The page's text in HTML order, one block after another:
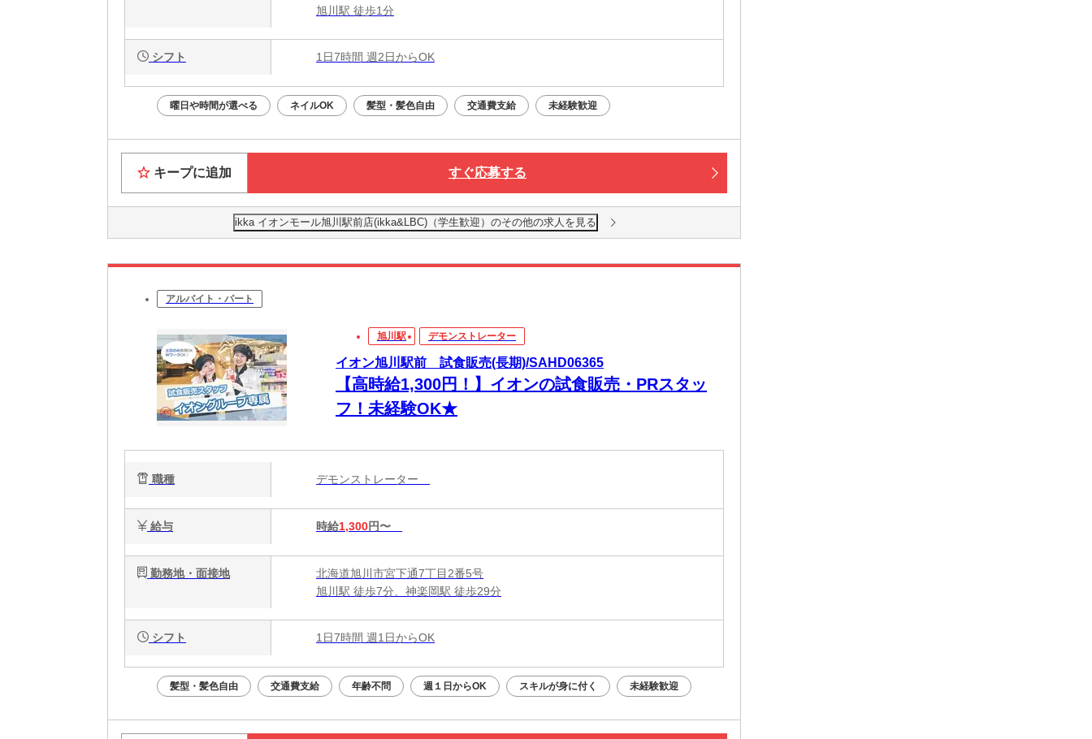
旭川駅 徒歩1分
シフト 1日7時間 週2日からOK
曜日や時間が選べる ネイルOK 髪型・髪色自由 交通費支給 未経験歓迎
キープに追加 すぐ応募する
ikka イオンモール旭川駅前店(ikka&LBC)（学生歓迎）のその他の求人を見る
アルバイト・パート
旭川駅 デモンストレーター
イオン旭川駅前 試食販売(長期)/SAHD06365
【高時給1,300円！】イオンの試食販売・PRスタッ
フ！未経験OK★
職種 デモンストレーター
給与 時給1,300円〜
勤務地・面接地
北海道旭川市宮下通7丁目2番5号
旭川駅 徒歩7分、神楽岡駅 徒歩29分
シフト 1日7時間 週1日からOK
髪型・髪色自由 交通費支給 年齢不問 週１日からOK スキルが身に付く 未経験歓迎